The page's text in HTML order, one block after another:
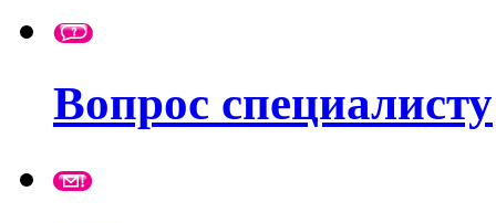
Вопрос специалисту